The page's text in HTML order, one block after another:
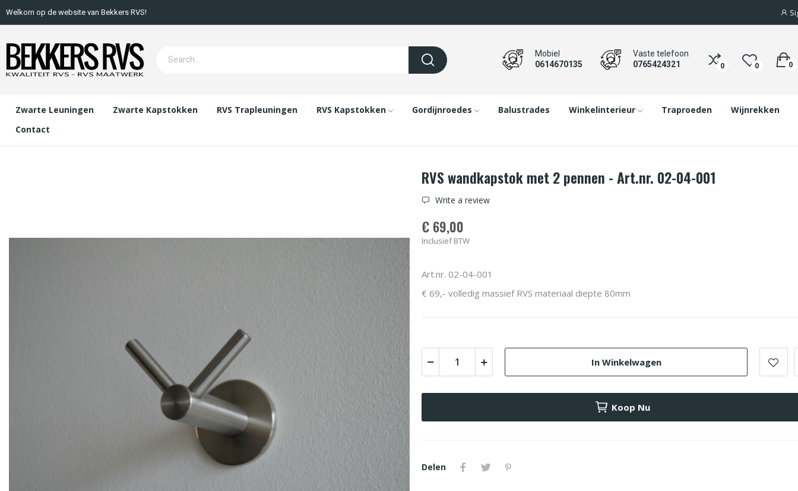
Welkom op de website van Bekkers RVS!
Mobiel
0614670135
Vaste telefoon
0765424321
0 0 0
Zwarte Leuningen Zwarte Kapstokken RVS Trapleuningen RVS Kapstokken Gordijnroedes Balustrades Winkelinterieur Traproeden
Wijnrekken
Contact
RVS wandkapstok met 2 pennen - Art.nr. 02-04-001
Write a review
€ 69,00
Inclusief BTW
Art.nr. 02-04-001
€ 69,- volledig massief RVS materiaal diepte 80mm
In Winkelwagen
Koop Nu
Delen